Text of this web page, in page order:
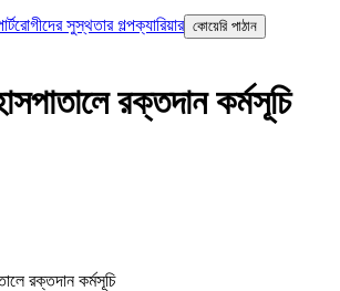
রোগীদের সুস্থতার গল্পক্যারিয়ার কোয়েরি পাঠান
রক্তদান কর্মসূচি
রক্তদান কর্মসূচি